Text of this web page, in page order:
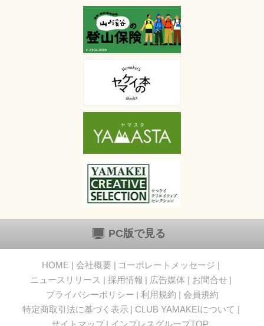
PC版で見る
HOME 会社概要
コーポレートメッセージ
ニュースリリース
採用情報 広告媒体
お問合せ
プライバシーポリシー
利用規約
会員規約
特定商取引法に基づく表示
CLUB YAMAKEIについて